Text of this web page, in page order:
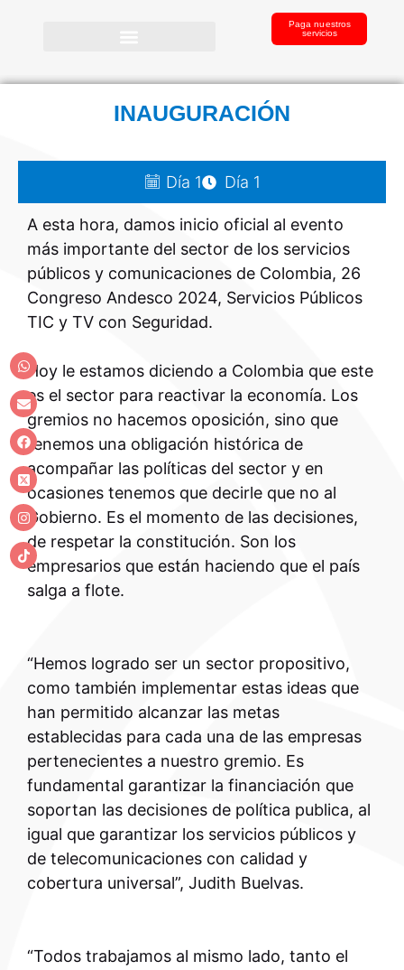
Paga nuestros
servicios
INAUGURACIÓN
Día 1 Día 1
A esta hora, damos inicio oficial al evento
más importante del sector de los servicios
públicos y comunicaciones de Colombia, 26
Congreso Andesco 2024, Servicios Públicos
TIC y TV con Seguridad.
Hoy le estamos diciendo a Colombia que este
es el sector para reactivar la economía. Los
gremios no hacemos oposición, sino que
tenemos una obligación histórica de
acompañar las políticas del sector y en
ocasiones tenemos que decirle que no al
Gobierno. Es el momento de las decisiones,
de respetar la constitución. Son los
empresarios que están haciendo que el país
salga a flote.
“Hemos logrado ser un sector propositivo,
como también implementar estas ideas que
han permitido alcanzar las metas
establecidas para cada una de las empresas
pertenecientes a nuestro gremio. Es
fundamental garantizar la financiación que
soportan las decisiones de política publica, al
igual que garantizar los servicios públicos y
de telecomunicaciones con calidad y
cobertura universal”, Judith Buelvas.
“Todos trabajamos al mismo lado, tanto el